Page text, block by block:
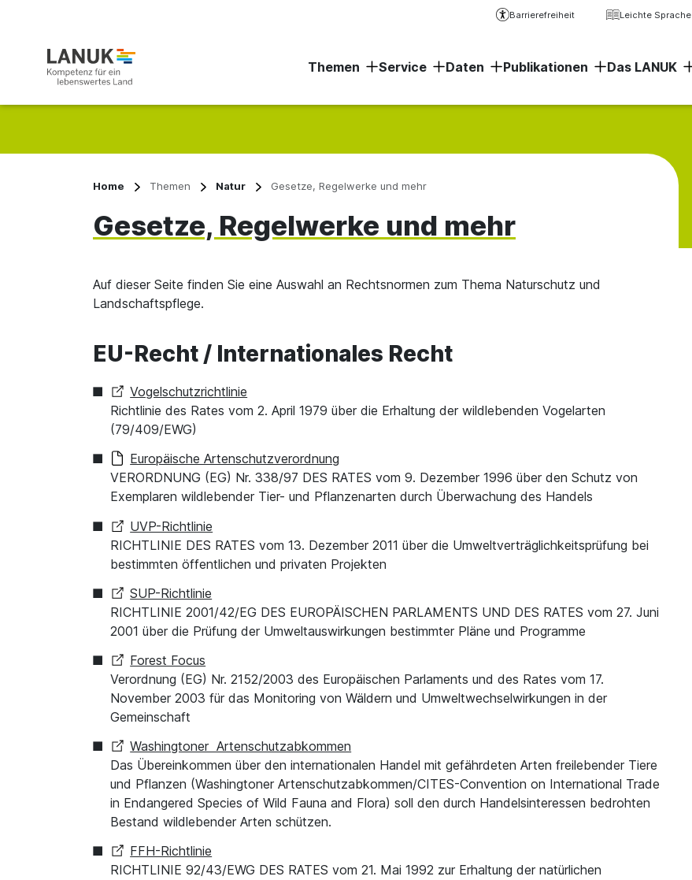
Barrierefreiheit Leichte Sprache
Themen Service Daten Publikationen Das LANUK
Home Themen Natur Gesetze, Regelwerke und mehr
Gesetze, Regelwerke und mehr
Auf dieser Seite finden Sie eine Auswahl an Rechtsnormen zum Thema Naturschutz und
Landschaftspflege.
EU-Recht / Internationales Recht
Vogelschutzrichtlinie
Richtlinie des Rates vom 2. April 1979 über die Erhaltung der wildlebenden Vogelarten
(79/409/EWG)
Europäische Artenschutzverordnung
VERORDNUNG (EG) Nr. 338/97 DES RATES vom 9. Dezember 1996 über den Schutz von
Exemplaren wildlebender Tier- und Pflanzenarten durch Überwachung des Handels
UVP-Richtlinie
RICHTLINIE DES RATES vom 13. Dezember 2011 über die Umweltverträglichkeitsprüfung bei
bestimmten öffentlichen und privaten Projekten
SUP-Richtlinie
RICHTLINIE 2001/42/EG DES EUROPÄISCHEN PARLAMENTS UND DES RATES vom 27. Juni
2001 über die Prüfung der Umweltauswirkungen bestimmter Pläne und Programme
Forest Focus
Verordnung (EG) Nr. 2152/2003 des Europäischen Parlaments und des Rates vom 17.
November 2003 für das Monitoring von Wäldern und Umweltwechselwirkungen in der
Gemeinschaft
Washingtoner Artenschutzabkommen
Das Übereinkommen über den internationalen Handel mit gefährdeten Arten freilebender Tiere
und Pflanzen (Washingtoner Artenschutzabkommen/CITES-Convention on International Trade
in Endangered Species of Wild Fauna and Flora) soll den durch Handelsinteressen bedrohten
Bestand wildlebender Arten schützen.
FFH-Richtlinie
RICHTLINIE 92/43/EWG DES RATES vom 21. Mai 1992 zur Erhaltung der natürlichen